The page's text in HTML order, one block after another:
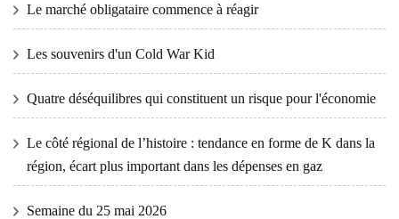
Le marché obligataire commence à réagir
Les souvenirs d'un Cold War Kid
Quatre déséquilibres qui constituent un risque pour l'économie
Le côté régional de l’histoire : tendance en forme de K dans la
région, écart plus important dans les dépenses en gaz
Semaine du 25 mai 2026